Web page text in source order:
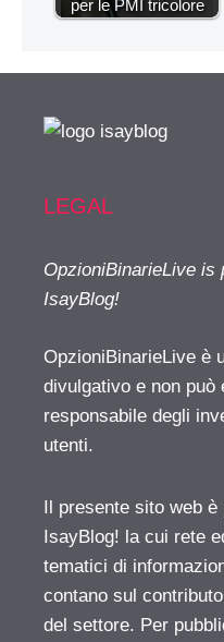
per le PMI tricolore
LEGAL
OpzioniBinarieLive is
IsayBlog!
OpzioniBinarieLive è
divulgativo e non può
responsabile degli
utenti.
Il presente sito web
IsayBlog! la cui rete
tematici di
contano sul
del settore. Per